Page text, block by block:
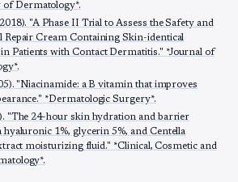
of Dermatology*.
"A Phase II Trial to Assess the Safety and
Repair Cream Containing Skin-identical
Patients with Contact Dermatitis." *Journal of
"Niacinamide: a B vitamin that improves
*Dermatologic Surgery*.
"The 24-hour skin hydration and barrier
1%, glycerin 5%, and Centella
moisturizing fluid." *Clinical, Cosmetic and